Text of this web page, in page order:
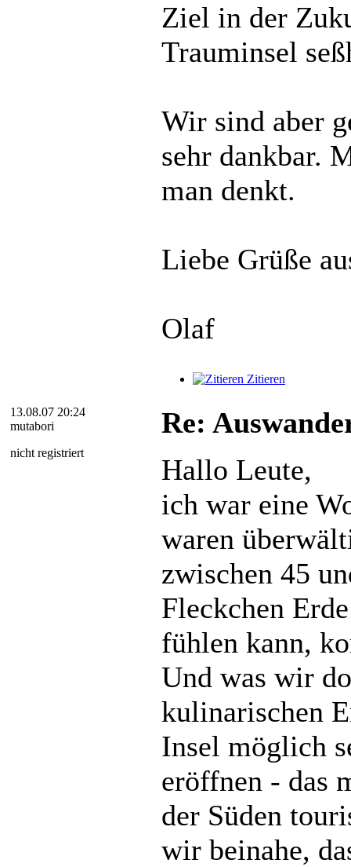
Ziel in der
Trauminsel
Wir sind aber
sehr dankbar.
man denkt.
Liebe Grüße
Olaf
Zitieren
13.08.07 20:24
mutabori
nicht registriert
Re:
Hallo Leute,
ich war eine
waren
zwischen 45
Fleckchen
fühlen kann,
Und was wir
kulinarischen
Insel möglich
eröffnen - das
der Süden
wir beinahe,